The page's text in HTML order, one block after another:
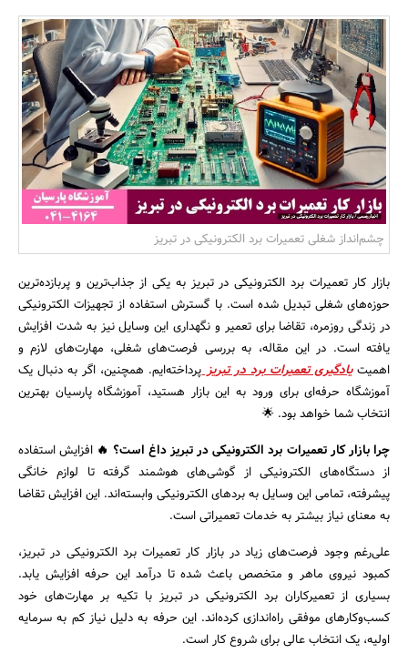
بانک، بیمه و سرمایه
مسکن و ساختمان
جستجو
چشم‌انداز شغلی تعمیرات برد الکترونیکی در تبریز
بازار کار تعمیرات برد الکترونیکی در تبریز به یکی از جذاب‌ترین و پربازده‌ترین
حوزه‌های شغلی تبدیل شده است. با گسترش استفاده از تجهیزات الکترونیکی
در زندگی روزمره، تقاضا برای تعمیر و نگهداری این وسایل نیز به شدت افزایش
یافته است. در این مقاله، به بررسی فرصت‌های شغلی، مهارت‌های لازم و
اهمیتیادگیری تعمیرات برد در تبریزپرداخته‌ایم. همچنین، اگر به دنبال یک
آموزشگاه حرفه‌ای برای ورود به این بازار هستید، آموزشگاه پارسیان بهترین
انتخاب شما خواهد بود. 🌟
چرا بازار کار تعمیرات برد الکترونیکی در تبریز داغ است؟ 🔥 افزایش استفاده
از دستگاه‌های الکترونیکی از گوشی‌های هوشمند گرفته تا لوازم خانگی
پیشرفته، تمامی این وسایل به بردهای الکترونیکی وابسته‌اند. این افزایش تقاضا
به معنای نیاز بیشتر به خدمات تعمیراتی است.
علی‌رغم وجود فرصت‌های زیاد در بازار کار تعمیرات برد الکترونیکی در تبریز،
کمبود نیروی ماهر و متخصص باعث شده تا درآمد این حرفه افزایش یابد.
بسیاری از تعمیرکاران برد الکترونیکی در تبریز با تکیه بر مهارت‌های خود
کسب‌وکارهای موفقی راه‌اندازی کرده‌اند. این حرفه به دلیل نیاز کم به سرمایه
اولیه، یک انتخاب عالی برای شروع کار است.